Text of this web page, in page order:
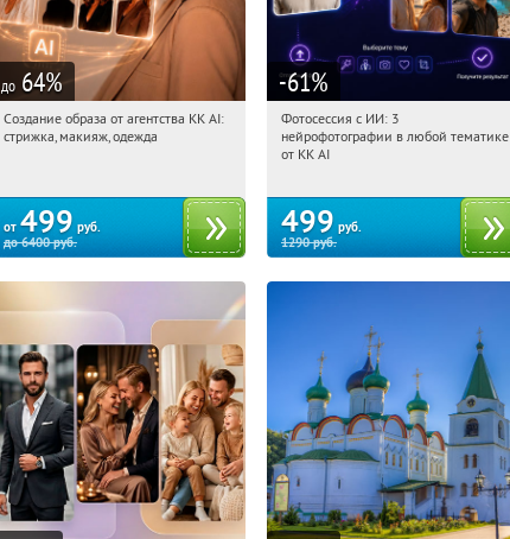
до 64%
18:32:16 Купили:64
Создание образа от агентства KK AI:
стрижка, макияж, одежда
от 499 руб.
до6400руб.
-61%
18:32:16
Россия
Фотосессия с ИИ: 3
нейрофотографии в любой тематике
от KK AI
499 руб.
1290руб.